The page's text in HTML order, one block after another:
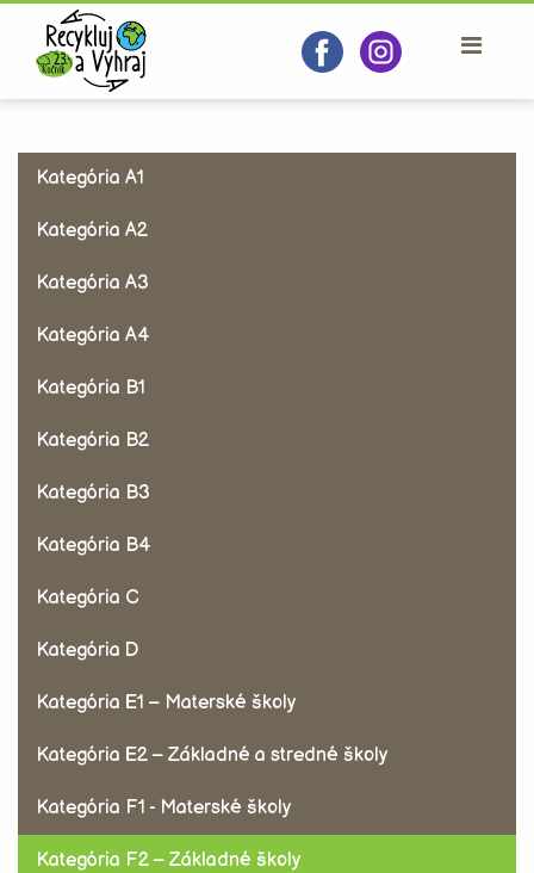
Kategória A1
Kategória A2
Kategória A3
Kategória A4
Kategória B1
Kategória B2
Kategória B3
Kategória B4
Kategória C
Kategória D
Kategória E1 – Materské školy
Kategória E2 – Základné a stredné školy
Kategória F1 - Materské školy
Kategória F2 – Základné školy